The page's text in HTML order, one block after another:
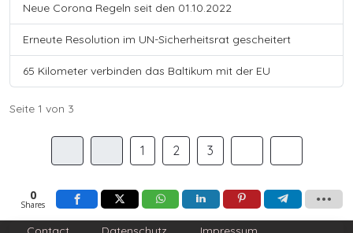
Neue Corona Regeln seit den 01.10.2022
Erneute Resolution im UN-Sicherheitsrat gescheitert
65 Kilometer verbinden das Baltikum mit der EU
Seite 1 von 3
1 2 3
0
Shares